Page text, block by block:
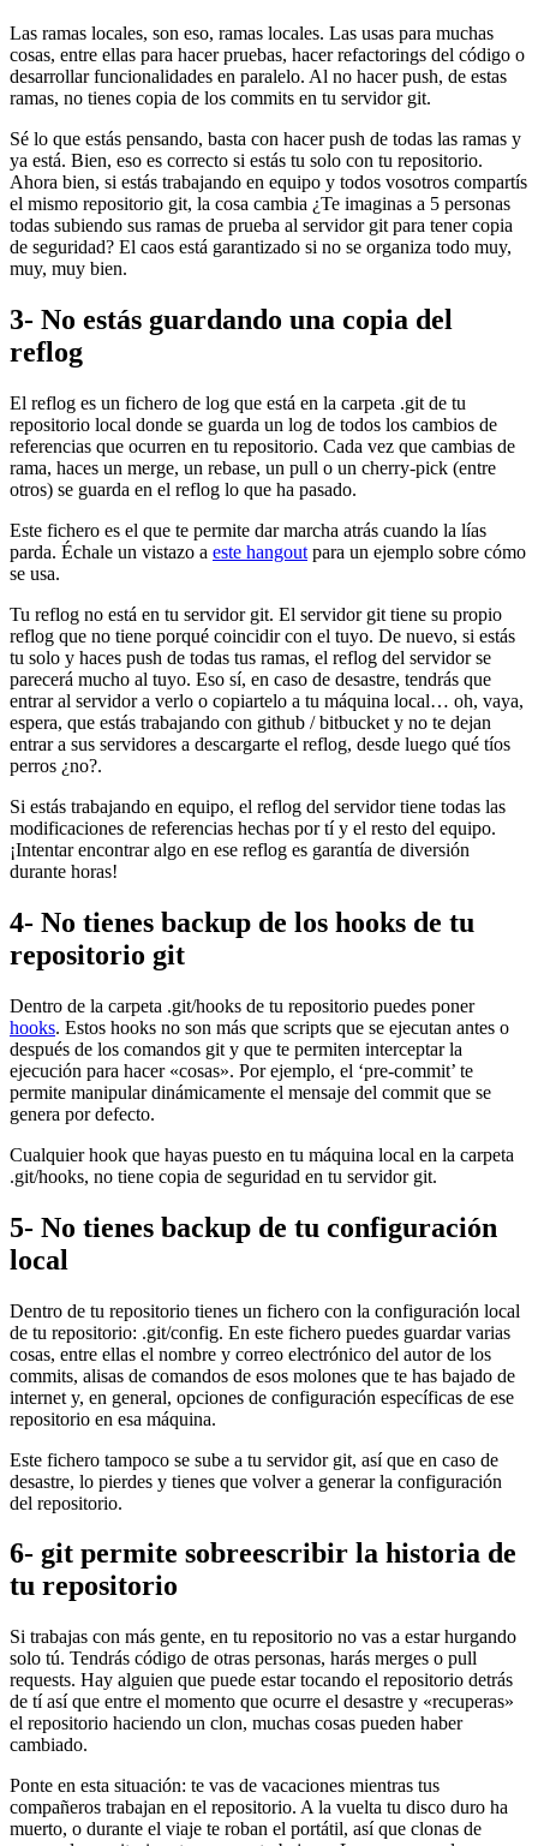
Las ramas locales, son eso, ramas locales. Las usas para muchas
cosas, entre ellas para hacer pruebas, hacer refactorings del código o
desarrollar funcionalidades en paralelo. Al no hacer push, de estas
ramas, no tienes copia de los commits en tu servidor git.
Sé lo que estás pensando, basta con hacer push de todas las ramas y
ya está. Bien, eso es correcto si estás tu solo con tu repositorio.
Ahora bien, si estás trabajando en equipo y todos vosotros compartís
el mismo repositorio git, la cosa cambia ¿Te imaginas a 5 personas
todas subiendo sus ramas de prueba al servidor git para tener copia
de seguridad? El caos está garantizado si no se organiza todo muy,
muy, muy bien.
3- No estás guardando una copia del
reflog
El reflog es un fichero de log que está en la carpeta .git de tu
repositorio local donde se guarda un log de todos los cambios de
referencias que ocurren en tu repositorio. Cada vez que cambias de
rama, haces un merge, un rebase, un pull o un cherry-pick (entre
otros) se guarda en el reflog lo que ha pasado.
Este fichero es el que te permite dar marcha atrás cuando la lías
parda. Échale un vistazo a este hangout para un ejemplo sobre cómo
se usa.
Tu reflog no está en tu servidor git. El servidor git tiene su propio
reflog que no tiene porqué coincidir con el tuyo. De nuevo, si estás
tu solo y haces push de todas tus ramas, el reflog del servidor se
parecerá mucho al tuyo. Eso sí, en caso de desastre, tendrás que
entrar al servidor a verlo o copiartelo a tu máquina local… oh, vaya,
espera, que estás trabajando con github / bitbucket y no te dejan
entrar a sus servidores a descargarte el reflog, desde luego qué tíos
perros ¿no?.
Si estás trabajando en equipo, el reflog del servidor tiene todas las
modificaciones de referencias hechas por tí y el resto del equipo.
¡Intentar encontrar algo en ese reflog es garantía de diversión
durante horas!
4- No tienes backup de los hooks de tu
repositorio git
Dentro de la carpeta .git/hooks de tu repositorio puedes poner
hooks. Estos hooks no son más que scripts que se ejecutan antes o
después de los comandos git y que te permiten interceptar la
ejecución para hacer «cosas». Por ejemplo, el ‘pre-commit’ te
permite manipular dinámicamente el mensaje del commit que se
genera por defecto.
Cualquier hook que hayas puesto en tu máquina local en la carpeta
.git/hooks, no tiene copia de seguridad en tu servidor git.
5- No tienes backup de tu configuración
local
Dentro de tu repositorio tienes un fichero con la configuración local
de tu repositorio: .git/config. En este fichero puedes guardar varias
cosas, entre ellas el nombre y correo electrónico del autor de los
commits, alisas de comandos de esos molones que te has bajado de
internet y, en general, opciones de configuración específicas de ese
repositorio en esa máquina.
Este fichero tampoco se sube a tu servidor git, así que en caso de
desastre, lo pierdes y tienes que volver a generar la configuración
del repositorio.
6- git permite sobreescribir la historia de
tu repositorio
Si trabajas con más gente, en tu repositorio no vas a estar hurgando
solo tú. Tendrás código de otras personas, harás merges o pull
requests. Hay alguien que puede estar tocando el repositorio detrás
de tí así que entre el momento que ocurre el desastre y «recuperas»
el repositorio haciendo un clon, muchas cosas pueden haber
cambiado.
Ponte en esta situación: te vas de vacaciones mientras tus
compañeros trabajan en el repositorio. A la vuelta tu disco duro ha
muerto, o durante el viaje te roban el portátil, así que clonas de